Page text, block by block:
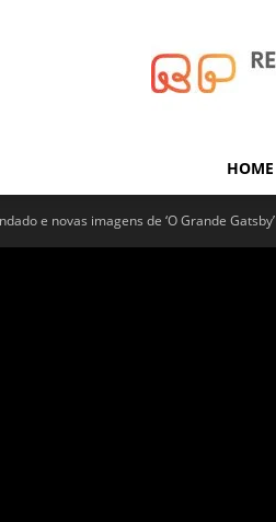
HOME
e novas imagens de ‘O Grande Gatsby’